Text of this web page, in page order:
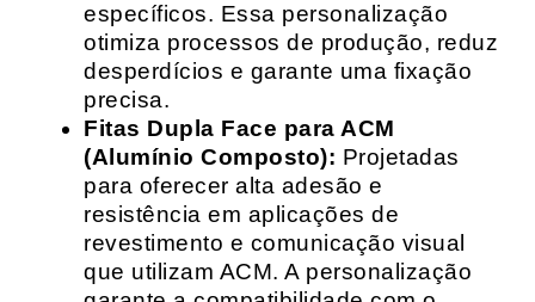
específicos. Essa personalização
otimiza processos de produção, reduz
desperdícios e garante uma fixação
precisa.
Fitas Dupla Face para ACM
(Alumínio Composto): Projetadas
para oferecer alta adesão e
resistência em aplicações de
revestimento e comunicação visual
que utilizam ACM. A personalização